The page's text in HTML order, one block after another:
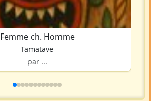
Femme ch. Homme
Tamatave
par ...